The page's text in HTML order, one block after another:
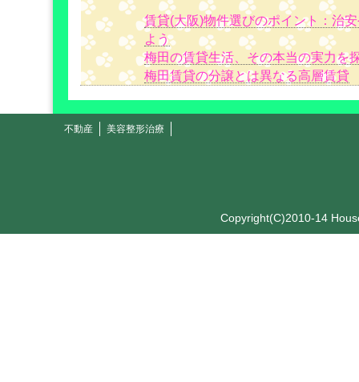
賃貸(大阪)物件選びのポイント：治
よう
梅田の賃貸生活、その本当の実力を
梅田賃貸の分譲とは異なる高層賃貸
不動産 美容整形治療
Copyright(C)2010-14